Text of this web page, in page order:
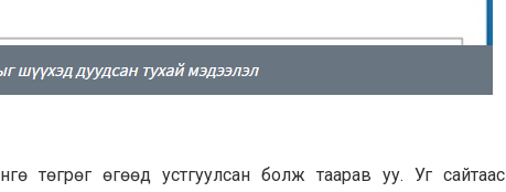
төгрөг өгөөд устгуулсан болж таарав уу. Уг сайтаас